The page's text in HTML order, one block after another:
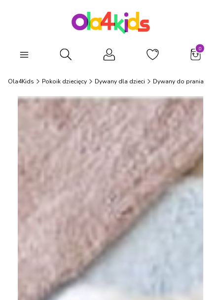
Otwórz wyszukiwarkę
Ola4Kids Pokoik dziecięcy Dywany dla dzieci Dywany do prania